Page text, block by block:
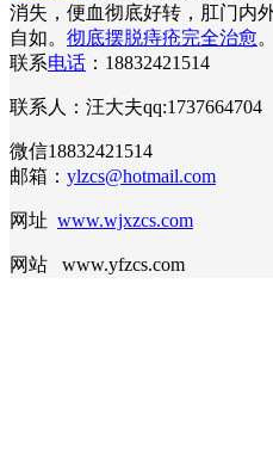
消失，便血彻底好转，肛门内
自如。 彻底摆脱痔疮完全治愈。
联系电话 ：18832421514
联系人：汪大夫
微信18832421514
邮箱： ylzcs@hotmail.com
网址 www.wjxzcs.com
网站 www.yfzcs.com